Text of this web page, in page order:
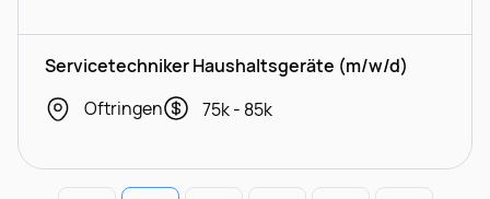
Servicetechniker Haushaltsgeräte (m/w/d)
Oftringen
75k - 85k